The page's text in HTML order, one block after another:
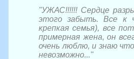
"УЖАС!!!!!! Сердце
этого забыть. Все к
крепкая семья), все
примерная жена, он
очень люблю, и знаю
невозможно..."